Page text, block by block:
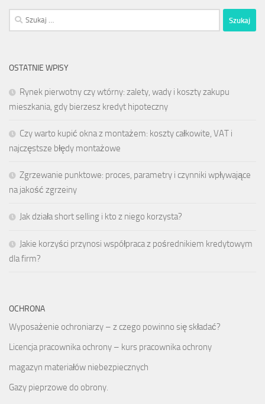
Szukaj:
OSTATNIE WPISY
Rynek pierwotny czy wtórny: zalety, wady i koszty zakupu
mieszkania, gdy bierzesz kredyt hipoteczny
Czy warto kupić okna z montażem: koszty całkowite, VAT i
najczęstsze błędy montażowe
Zgrzewanie punktowe: proces, parametry i czynniki wpływające
na jakość zgrzeiny
Jak działa short selling i kto z niego korzysta?
Jakie korzyści przynosi współpraca z pośrednikiem kredytowym
dla firm?
OCHRONA
Wyposażenie ochroniarzy – z czego powinno się składać?
Licencja pracownika ochrony – kurs pracownika ochrony
magazyn materiałów niebezpiecznych
Gazy pieprzowe do obrony.